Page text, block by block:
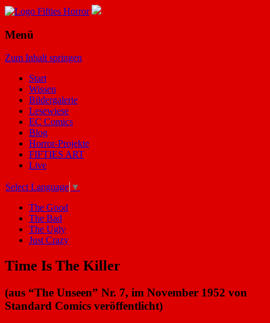
Menü
Zum Inhalt springen
Start
Wissen
Bildergalerie
Lesewiese
EC Comics
Blog
Horror-Projekte
FIFTIES ART
Live
Select Language ▼
The Good
The Bad
The Ugly
Just Crazy
Time Is The Killer
(aus “The Unseen” Nr. 7, im November 1952 von
Standard Comics veröffentlicht)